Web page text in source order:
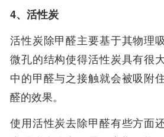
4、活性炭
活性炭除甲醛主要基于其物理
微孔的结构使得活性炭具有很
中的甲醛与之接触就会被吸附
醛的效果。
使用活性炭去除甲醛有些方面